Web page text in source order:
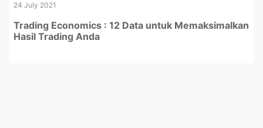
24 July 2021
Trading Economics : 12 Data untuk Memaksimalkan
Hasil Trading Anda